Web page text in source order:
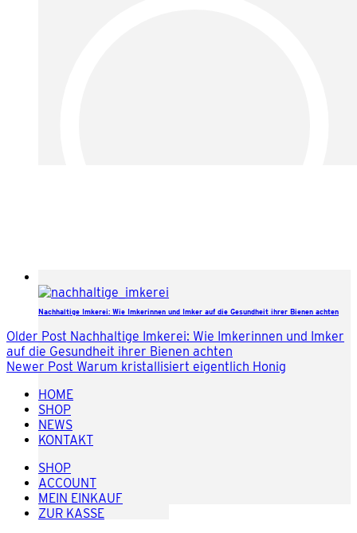
Nachhaltige Imkerei: Wie Imkerinnen und Imker auf die Gesundheit ihrer Bienen achten
Older Post Nachhaltige Imkerei: Wie Imkerinnen und Imker
auf die Gesundheit ihrer Bienen achten
Newer Post Warum kristallisiert eigentlich Honig
HOME
SHOP
NEWS
KONTAKT
SHOP
ACCOUNT
MEIN EINKAUF
ZUR KASSE